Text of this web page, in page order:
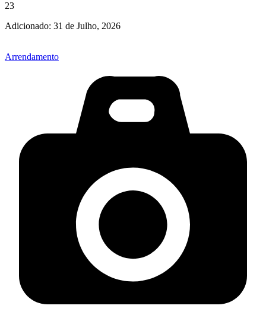
23
Adicionado: 31 de Julho, 2026
Arrendamento